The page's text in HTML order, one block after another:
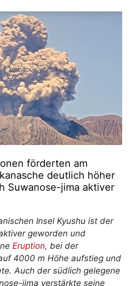
förderten am
deutlich höher
Suwanose-jima aktiver
Insel Kyushu ist der
geworden und
Eruption, bei der
4000 m Höhe aufstieg und
Auch der südlich gelegene
jima verstärkte seine